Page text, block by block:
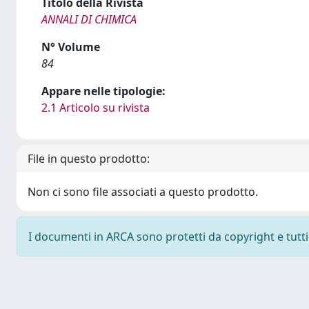
ANNALI DI CHIMICA
N° Volume
84
Appare nelle tipologie:
2.1 Articolo su rivista
File in questo prodotto:
Non ci sono file associati a questo prodotto.
I documenti in ARCA sono protetti da copyright e